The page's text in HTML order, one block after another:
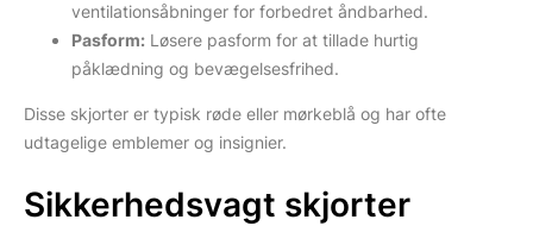
ventilationsåbninger for forbedret åndbarhed.
Pasform: Løsere pasform for at tillade hurtig
påklædning og bevægelsesfrihed.
Disse skjorter er typisk røde eller mørkeblå og har ofte
udtagelige emblemer og insignier.
Sikkerhedsvagt skjorter